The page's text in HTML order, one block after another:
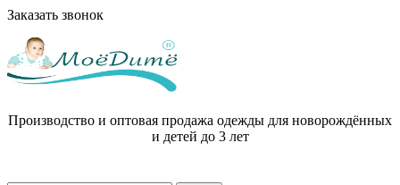
Заказать звонок
Производство и оптовая продажа одежды для новорождённых
и детей до 3 лет